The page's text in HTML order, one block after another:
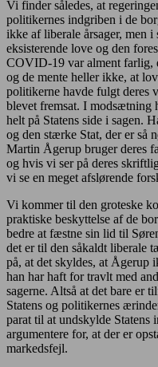
Vi finder således, at
politikernes indgriben i de
ikke af liberale årsager, men
eksisterende love og den
COVID-19 var alment farlig,
og de mente heller ikke, at
politikerne havde fulgt deres
blevet fremsat. I
helt på Statens side i sagen.
og den stærke Stat, der er så
Martin Ågerup bruger deres
og hvis vi ser på deres
vi se en meget afslørende
Vi kommer til den groteske
praktiske beskyttelse af de
bedre at fæstne sin lid til
det er til den såkaldt liberale
på, at det skyldes, at Ågerup
han har haft for travlt med
sagerne. Altså at det bare er
Statens og politikernes
parat til at undskylde Statens
argumentere for, at der er
markedsfejl.